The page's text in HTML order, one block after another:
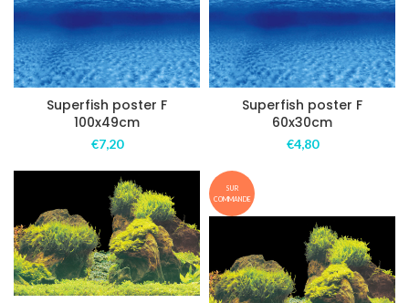
Superfish poster F
100x49cm
€7,20
Superfish poster F
60x30cm
€4,80
SUR
COMMANDE